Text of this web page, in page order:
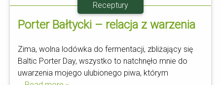
Receptury
Porter Bałtycki – relacja z warzenia
Zima, wolna lodówka do fermentacji, zbliżający się
Baltic Porter Day, wszystko to natchnęło mnie do
uwarzenia mojego ulubionego piwa, którym